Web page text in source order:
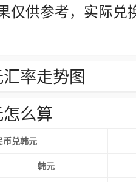
仅供参考，实际
率走势图
么算
币兑韩元
韩元